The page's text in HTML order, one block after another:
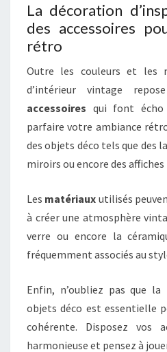
La décoration
des accessoires
rétro
Outre les couleurs et les
d’intérieur vintage
accessoires qui font écho
parfaire votre ambiance
des objets déco tels que des
miroirs ou encore des
Les matériaux utilisés
à créer une atmosphère
verre ou encore la
fréquemment associés au
Enfin, n’oubliez pas que la
objets déco est essentielle
cohérente. Disposez vos
harmonieuse et pensez à